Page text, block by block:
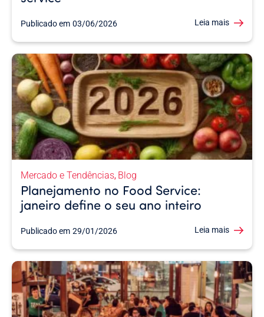
Publicado em 03/06/2026 Leia mais
Mercado e Tendências, Blog
Planejamento no Food Service:
janeiro define o seu ano inteiro
Publicado em 29/01/2026 Leia mais